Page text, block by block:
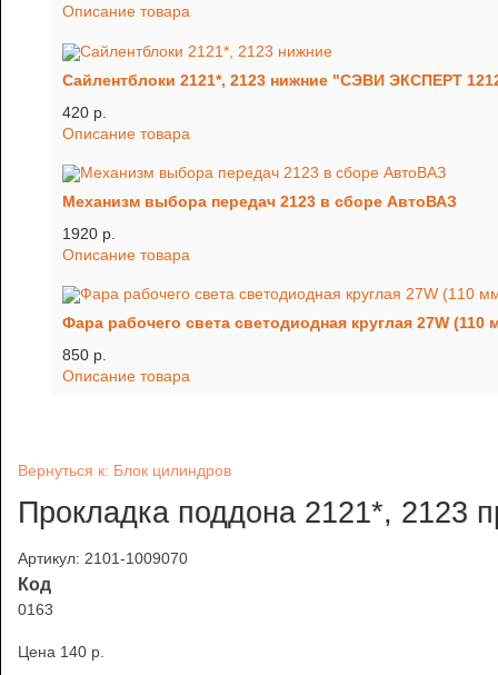
Описание товара
Сайлентблоки 2121*, 2123 нижние "СЭВИ ЭКСПЕРТ
420 p.
Описание товара
Механизм выбора передач 2123 в сборе АвтоВАЗ
1920 p.
Описание товара
Фара рабочего света светодиодная круглая 27W (110
850 p.
Описание товара
Вернуться к: Блок цилиндров
Прокладка поддона 2121*, 2123
Артикул: 2101-1009070
Код
0163
Цена 140 p.